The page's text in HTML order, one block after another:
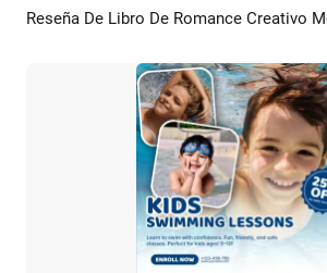
Previsualizar Crear